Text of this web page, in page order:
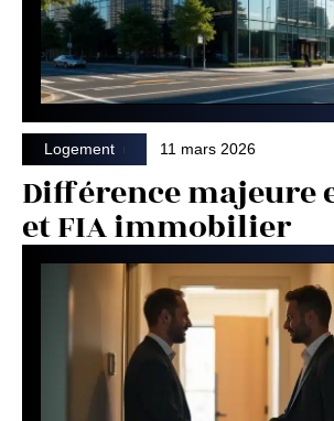
Logement 11 mars 2026
Différence majeure
et FIA immobilier